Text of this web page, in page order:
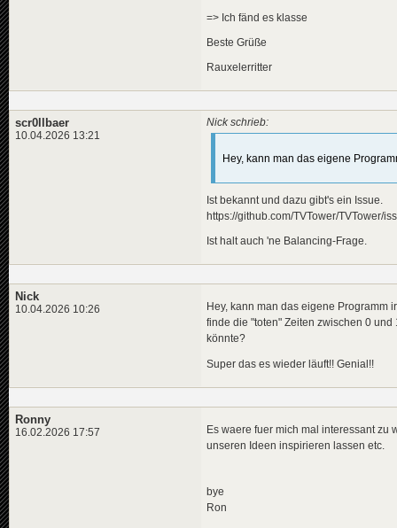
=> Ich fänd es klasse
Beste Grüße
Rauxelerritter
scr0llbaer
10.04.2026 13:21
Nick schrieb:
Hey, kann man das eigene
Ist bekannt und dazu gibt's ein Issue.
https://github.com/TVTower/TVTower/
Ist halt auch 'ne Balancing-Frage.
Nick
10.04.2026 10:26
Hey, kann man das eigene Programm
finde die "toten" Zeiten zwischen 0
könnte?
Super das es wieder läuft!! Genial!!
Ronny
16.02.2026 17:57
Es waere fuer mich mal interessant zu
unseren Ideen inspirieren lassen etc.
bye
Ron